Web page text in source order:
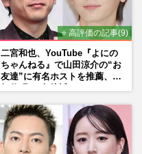
⭐ 高評価の記事(9)
二宮和也、YouTube『よにの
ちゃんねる』で山田涼介の“お
友達”に有名ホストを推薦、歌